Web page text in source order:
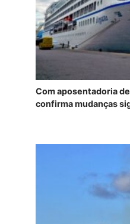
Com aposentadoria
confirma mudanças